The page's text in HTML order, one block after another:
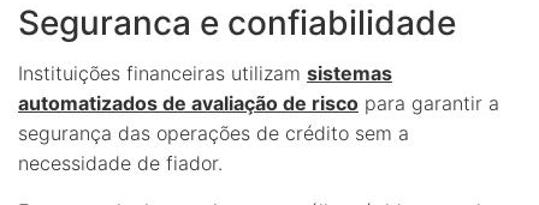
Seguranca e confiabilidade
Instituições financeiras utilizam sistemas
automatizados de avaliação de risco para garantir a
segurança das operações de crédito sem a
necessidade de fiador.